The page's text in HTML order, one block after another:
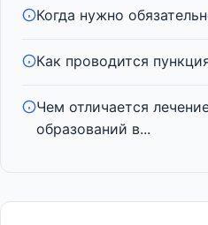
Когда нужно
Как проводится
Чем отличается
образований в...